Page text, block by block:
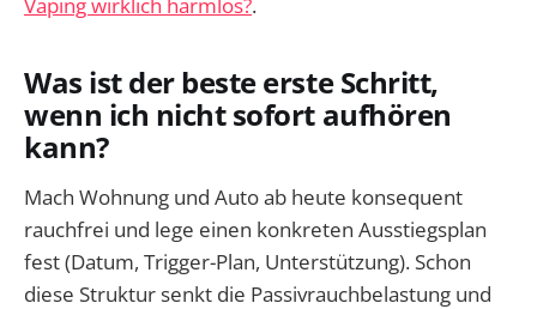
Was ist der beste erste Schritt,
wenn ich nicht sofort aufhören
kann?
Mach Wohnung und Auto ab heute konsequent
rauchfrei und lege einen konkreten Ausstiegsplan
fest (Datum, Trigger-Plan, Unterstützung). Schon
diese Struktur senkt die Passivrauchbelastung und